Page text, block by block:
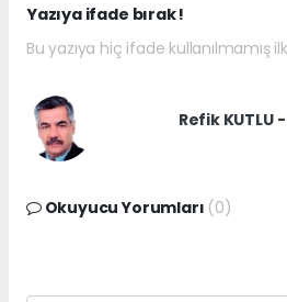
Yazıya ifade bırak !
Bu yazıya hiç ifade kullanılmamış
Refik KUTLU
Okuyucu Yorumları (0)